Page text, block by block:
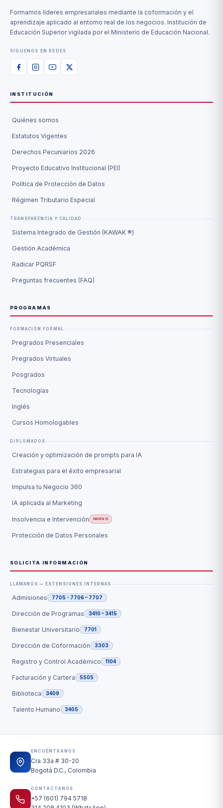
Formamos líderes empresariales mediante la coformación y el
aprendizaje aplicado al entorno real de los negocios. Institución de
Educación Superior vigilada por el Ministerio de Educación Nacional.
SÍGUENOS EN REDES
INSTITUCIÓN
Quiénes somos
Estatutos Vigentes
Derechos Pecuniarios 2026
Proyecto Educativo Institucional (PEI)
Política de Protección de Datos
Régimen Tributario Especial
TRANSPARENCIA Y CALIDAD
Sistema Integrado de Gestión (KAWAK ®)
Gestión Académica
Radicar PQRSF
Preguntas frecuentes (FAQ)
PROGRAMAS
FORMACIÓN FORMAL
Pregrados Presenciales
Pregrados Virtuales
Posgrados
Tecnologías
Inglés
Cursos Homologables
DIPLOMADOS
Creación y optimización de prompts para IA
Estrategias para el éxito empresarial
Impulsa tu Negocio 360
IA aplicada al Marketing
Insolvencia e Intervención NUEVO
Protección de Datos Personales
SOLICITA INFORMACIÓN
LLÁMANOS — EXTENSIONES INTERNAS
Admisiones 7705 - 7706 – 7707
Dirección de Programas 3410 – 3415
Bienestar Universitario 7701
Dirección de Coformación 3303
Registro y Control Académico 1104
Facturación y Cartera 5505
Biblioteca 3409
Talento Humano 3405
ENCUÉNTRANOS
Cra 33a # 30-20
Bogotá D.C., Colombia
CONTÁCTANOS
+57 (601) 794 5718